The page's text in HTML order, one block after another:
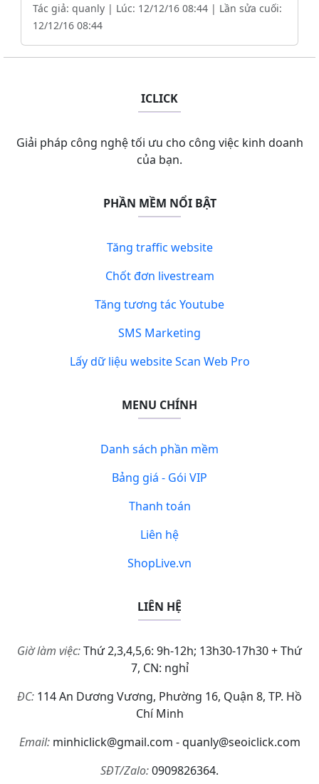
Tác giả: quanly | Lúc: 12/12/16 08:44 | Lần sửa cuối:
12/12/16 08:44
ICLICK
Giải pháp công nghệ tối ưu cho công việc kinh doanh
của bạn.
PHẦN MỀM NỔI BẬT
Tăng traffic website
Chốt đơn livestream
Tăng tương tác Youtube
SMS Marketing
Lấy dữ liệu website Scan Web Pro
MENU CHÍNH
Danh sách phần mềm
Bảng giá - Gói VIP
Thanh toán
Liên hệ
ShopLive.vn
LIÊN HỆ
Giờ làm việc:Thứ 2,3,4,5,6: 9h-12h; 13h30-17h30 + Thứ
7, CN: nghỉ
ĐC: 114 An Dương Vương, Phường 16, Quận 8, TP. Hồ
Chí Minh
Email:minhiclick@gmail.com - quanly@seoiclick.com
SĐT/Zalo:0909826364.